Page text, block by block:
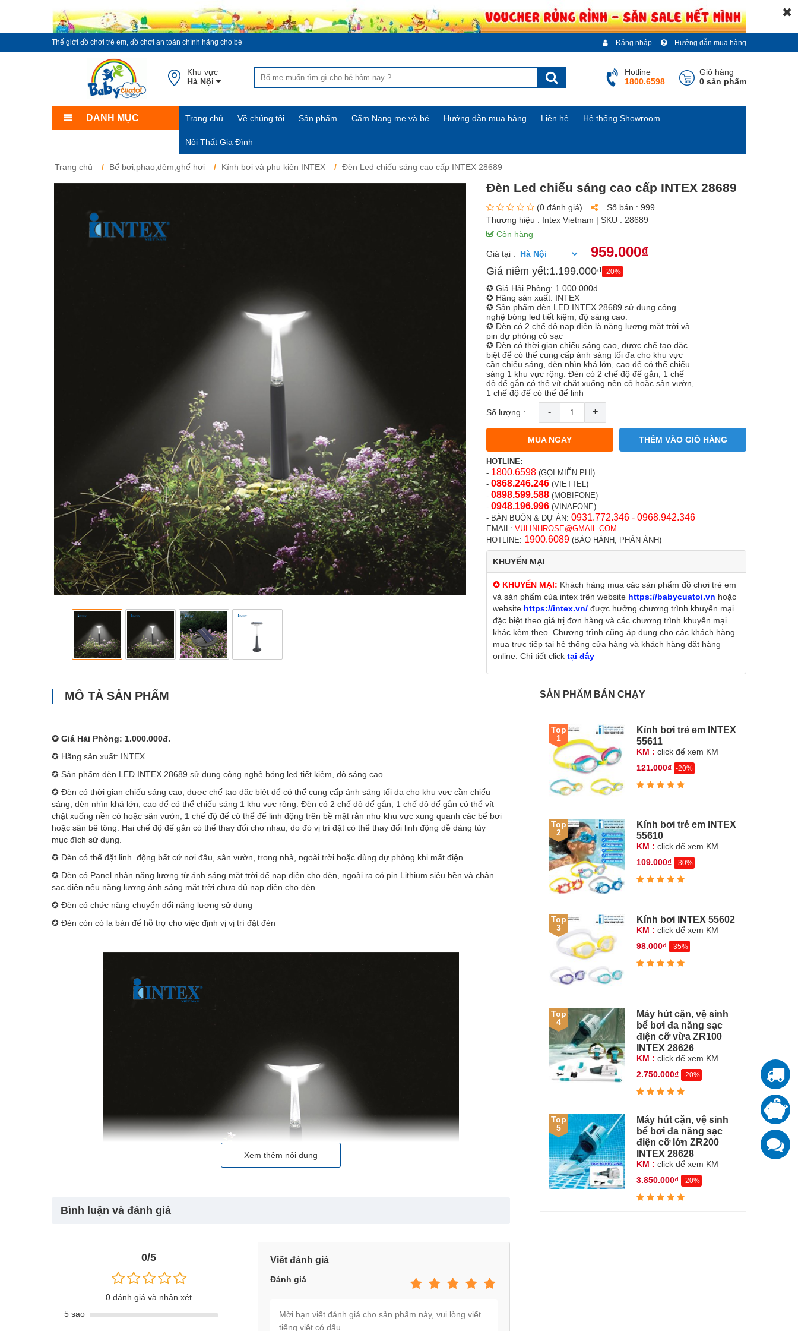
Thế giới đồ chơi trẻ em, đồ chơi an toàn chính hãng cho bé Hướng dẫn mua hàng
Đăng nhập
Khu vực
Hà Nội
Giỏ hàng
0 sản phẩm
Hotline
1800.6598
DANH MỤC Trang chủ Về chúng tôi Sản phẩm Cẩm Nang mẹ và bé Hướng dẫn mua hàng Liên hệ Hệ thống Showroom
Nội Thất Gia Đình
Trang chủ Bể bơi,phao,đệm,ghế hơi Kính bơi và phụ kiện INTEX Đèn Led chiếu sáng cao cấp INTEX 28689
Đèn Led chiếu sáng cao cấp INTEX 28689
(0 đánh giá) Số bán : 999
Thương hiệu : Intex Vietnam | SKU : 28689
Còn hàng
Giá tại : 959.000₫
Giá niêm yết:1.199.000₫ -20%
✪ Giá Hải Phòng: 1.000.000đ.
✪ Hãng sản xuất: INTEX
✪ Sản phẩm đèn LED INTEX 28689 sử dụng công
nghệ bóng led tiết kiệm, độ sáng cao.
✪ Đèn có 2 chế độ nạp điện là năng lượng mặt trời và
pin dự phòng có sạc
✪ Đèn có thời gian chiếu sáng cao, được chế tạo đặc
biệt để có thể cung cấp ánh sáng tối đa cho khu vực
cần chiếu sáng, đèn nhìn khá lớn, cao để có thể chiếu
sáng 1 khu vực rộng. Đèn có 2 chế độ đế gắn, 1 chế
độ đế gắn có thể vít chặt xuống nền cỏ hoặc sân vườn,
1 chế độ đế có thể để linh
Số lượng : - +
MUA NGAY THÊM VÀO GIỎ HÀNG
HOTLINE:
- 1800.6598 (GỌI MIỄN PHÍ)
- 0868.246.246 (VIETTEL)
- 0898.599.588 (MOBIFONE)
- 0948.196.996 (VINAFONE)
- BÁN BUÔN & DỰ ÁN: 0931.772.346 - 0968.942.346
EMAIL: VULINHROSE@GMAIL.COM
HOTLINE: 1900.6089 (BẢO HÀNH, PHẢN ÁNH)
KHUYẾN MẠI
✪ KHUYẾN MẠI: Khách hàng mua các sản phẩm đồ chơi trẻ em
và sản phẩm của intex trên website https://babycuatoi.vn hoặc
website https://intex.vn/ được hưởng chương trình khuyến mại
đặc biệt theo giá trị đơn hàng và các chương trình khuyến mại
khác kèm theo. Chương trình cũng áp dụng cho các khách hàng
mua trực tiếp tại hệ thống cửa hàng và khách hàng đặt hàng
online. Chi tiết click tại đây
MÔ TẢ SẢN PHẨM
✪ Giá Hải Phòng: 1.000.000đ.
✪ Hãng sản xuất: INTEX
✪ Sản phẩm đèn LED INTEX 28689 sử dụng công nghệ bóng led tiết kiệm, độ sáng cao.
✪ Đèn có thời gian chiếu sáng cao, được chế tạo đặc biệt để có thể cung cấp ánh sáng tối đa cho khu vực cần chiếu
sáng, đèn nhìn khá lớn, cao để có thể chiếu sáng 1 khu vực rộng. Đèn có 2 chế độ đế gắn, 1 chế độ đế gắn có thể vít
chặt xuống nền cỏ hoặc sân vườn, 1 chế độ đế có thể để linh động trên bề mặt rắn như khu vực xung quanh các bể bơi
hoặc sân bê tông. Hai chế độ đế gắn có thể thay đổi cho nhau, do đó vị trí đặt có thể thay đổi linh động dễ dàng tùy
mục đích sử dụng.
✪ Đèn có thể đặt linh động bất cứ nơi đâu, sân vườn, trong nhà, ngoài trời hoặc dùng dự phòng khi mất điện.
✪ Đèn có Panel nhận năng lượng từ ánh sáng mặt trời để nạp điện cho đèn, ngoài ra có pin Lithium siêu bền và chân
sạc điện nếu năng lượng ánh sáng mặt trời chưa đủ nạp điện cho đèn
✪ Đèn có chức năng chuyển đổi năng lượng sử dụng
✪ Đèn còn có la bàn để hỗ trợ cho việc định vị vị trí đặt đèn
Xem thêm nội dung
Bình luận và đánh giá
0/5
0 đánh giá và nhận xét
5 sao
Viết đánh giá
Đánh giá
SẢN PHẨM BÁN CHẠY
Top
1
Kính bơi trẻ em INTEX
55611
KM : click để xem KM
121.000₫ -20%
Top
2
Kính bơi trẻ em INTEX
55610
KM : click để xem KM
109.000₫ -30%
Top
3
Kính bơi INTEX 55602
KM : click để xem KM
98.000₫ -35%
Top
4
Máy hút cặn, vệ sinh
bể bơi đa năng sạc
điện cỡ vừa ZR100
INTEX 28626
KM : click để xem KM
2.750.000₫ -20%
Top
5
Máy hút cặn, vệ sinh
bể bơi đa năng sạc
điện cỡ lớn ZR200
INTEX 28628
KM : click để xem KM
3.850.000₫ -20%